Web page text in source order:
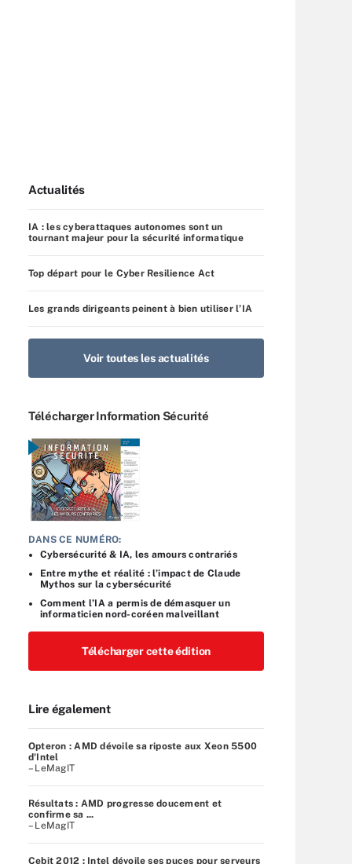
Actualités
IA : les cyberattaques autonomes sont un
tournant majeur pour la sécurité informatique
Top départ pour le Cyber Resilience Act
Les grands dirigeants peinent à bien utiliser l’IA
Voir toutes les actualités
Télécharger Information Sécurité
DANS CE NUMÉRO:
Cybersécurité & IA, les amours contrariés
Entre mythe et réalité : l’impact de Claude
Mythos sur la cybersécurité
Comment l’IA a permis de démasquer un
informaticien nord-coréen malveillant
Télécharger cette édition
Lire également
Opteron : AMD dévoile sa riposte aux Xeon 5500
d'Intel
– LeMagIT
Résultats : AMD progresse doucement et
confirme sa ...
– LeMagIT
Cebit 2012 : Intel dévoile ses puces pour serveurs